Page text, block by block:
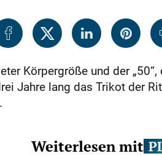
Körpergröße und der
Jahre lang das Trikot der